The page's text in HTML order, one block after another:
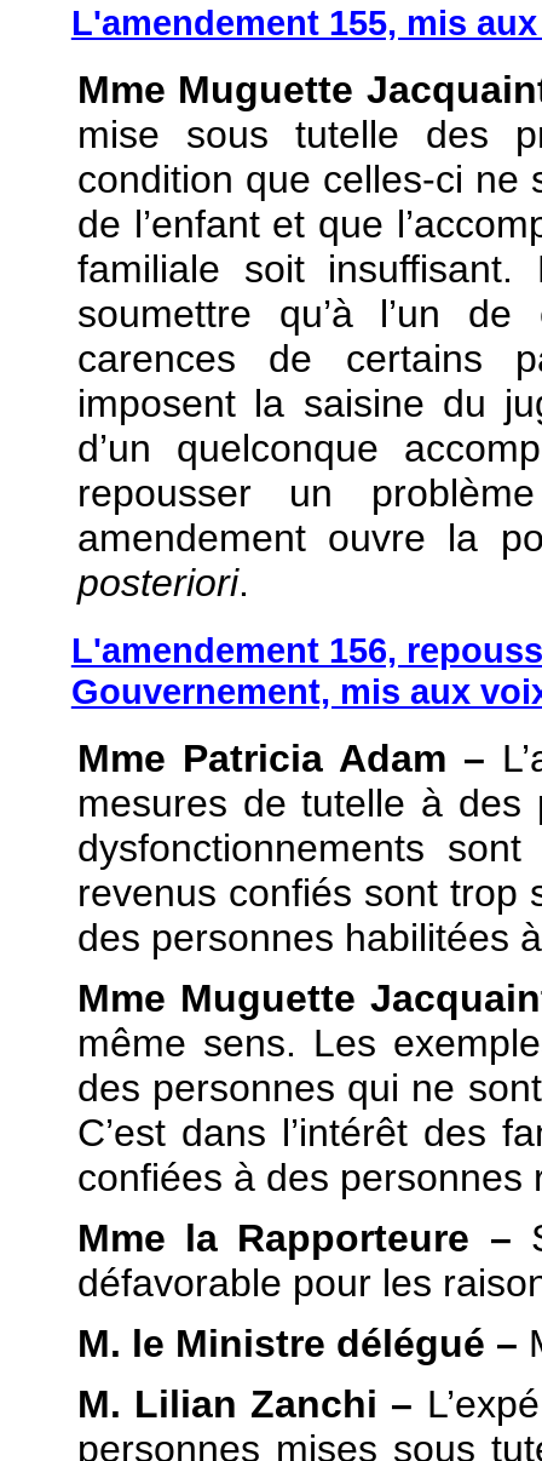
L'amendement 155, mis
Mme Muguette
mise sous tutelle des
condition que celles-ci ne
de l’enfant et que
familiale soit
soumettre qu’à l’un
carences de certains
imposent la saisine du
d’un quelconque
repousser un
amendement ouvre la
posteriori.
L'amendement 156,
Gouvernement, mis aux
Mme Patricia Adam –
mesures de tutelle à des
dysfonctionnements
revenus confiés sont trop
des personnes habilitées
Mme Muguette
même sens. Les
des personnes qui ne
C’est dans l’intérêt des
confiées à des personnes
Mme la Rapporteure –
défavorable pour les
M. le Ministre délégué –
M. Lilian Zanchi –
personnes mises sous